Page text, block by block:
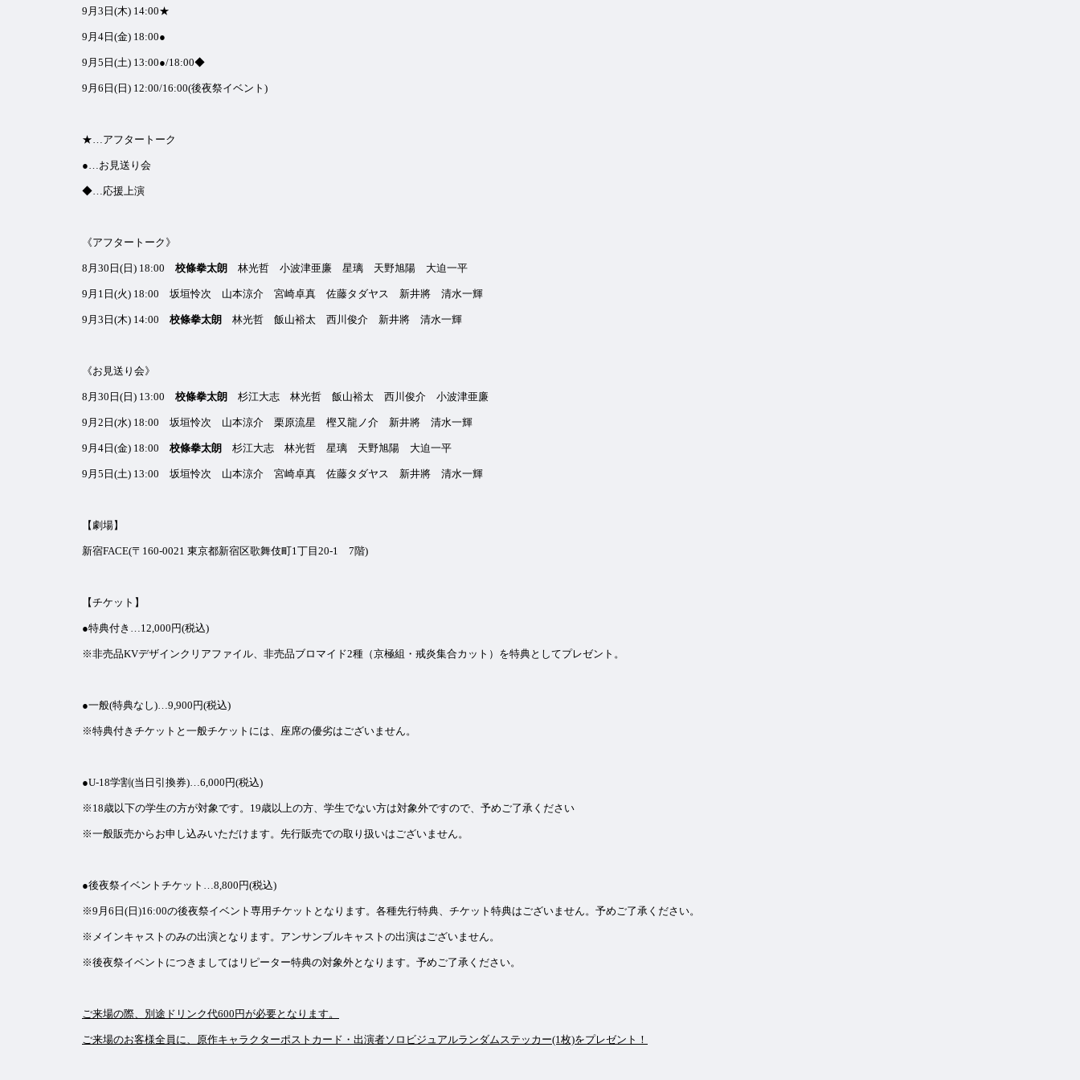
9月3日(木) 14:00★
9月4日(金) 18:00●
9月5日(土) 13:00●/18:00◆
9月6日(日) 12:00/16:00(後夜祭イベント)
★…アフタートーク
●…お見送り会
◆…応援上演
《アフタートーク》
8月30日(日) 18:00 校條拳太朗 林光哲 小波津亜廉 星璃 天野旭陽 大迫一平
9月1日(火) 18:00 坂垣怜次 山本涼介 宮崎卓真 佐藤タダヤス 新井將 清水一輝
9月3日(木) 14:00 校條拳太朗 林光哲 飯山裕太 西川俊介 新井將 清水一輝
《お見送り会》
8月30日(日) 13:00 校條拳太朗 杉江大志 林光哲 飯山裕太 西川俊介 小波津亜廉
9月2日(水) 18:00 坂垣怜次 山本涼介 栗原流星 樫又龍ノ介 新井將 清水一輝
9月4日(金) 18:00 校條拳太朗 杉江大志 林光哲 星璃 天野旭陽 大迫一平
9月5日(土) 13:00 坂垣怜次 山本涼介 宮崎卓真 佐藤タダヤス 新井將 清水一輝
【劇場】
新宿FACE(〒160-0021 東京都新宿区歌舞伎町1丁目20-1 7階)
【チケット】
●特典付き…12,000円(税込)
※非売品KVデザインクリアファイル、非売品ブロマイド2種（京極組・戒炎集合カット）を特典としてプレゼント。
●一般(特典なし)…9,900円(税込)
※特典付きチケットと一般チケットには、座席の優劣はございません。
●U-18学割(当日引換券)…6,000円(税込)
※18歳以下の学生の方が対象です。19歳以上の方、学生でない方は対象外ですので、予めご了承ください
※一般販売からお申し込みいただけます。先行販売での取り扱いはございません。
●後夜祭イベントチケット…8,800円(税込)
※9月6日(日)16:00の後夜祭イベント専用チケットとなります。各種先行特典、チケット特典はございません。予めご了承ください。
※メインキャストのみの出演となります。アンサンブルキャストの出演はございません。
※後夜祭イベントにつきましてはリピーター特典の対象外となります。予めご了承ください。
ご来場の際、別途ドリンク代600円が必要となります。
ご来場のお客様全員に、原作キャラクターポストカード・出演者ソロビジュアルランダムステッカー(1枚)をプレゼント！